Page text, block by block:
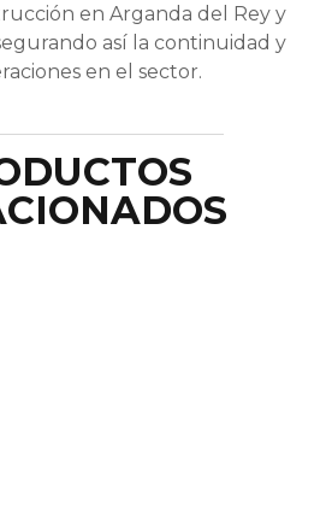
en Arganda del Rey y
así la continuidad y
en el sector.